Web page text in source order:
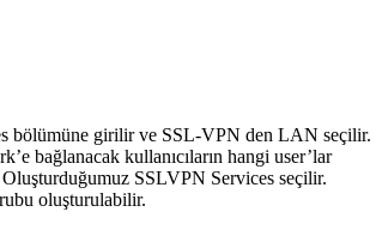
bölümüne girilir ve SSL-VPN den LAN seçilir.
bağlanacak kullanıcıların hangi user’lar
SSLVPN Services seçilir.
oluşturulabilir.